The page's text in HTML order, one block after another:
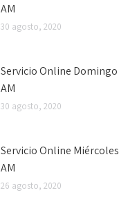
AM
30 agosto, 2020
Servicio Online
AM
30 agosto, 2020
Servicio Online
AM
26 agosto, 2020